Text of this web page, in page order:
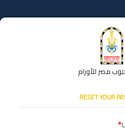
مصر للأورام
RESET YOUR